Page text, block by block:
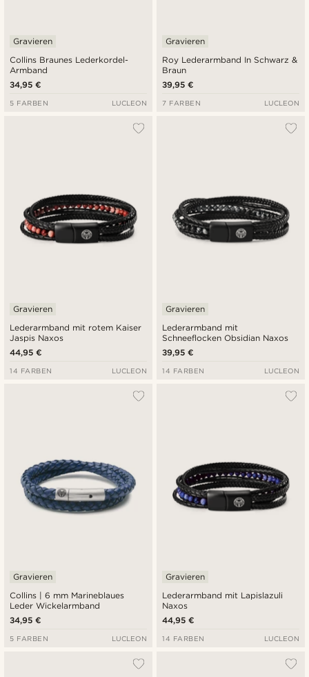
Collins Braunes Lederkordel-
Armband
Gravieren
34,95 €
5 FARBEN LUCLEON
Roy Lederarmband In Schwarz &
Braun
Gravieren
39,95 €
7 FARBEN LUCLEON
Lederarmband mit rotem Kaiser
Jaspis Naxos
Gravieren
44,95 €
14 FARBEN LUCLEON
Lederarmband mit
Schneeflocken Obsidian Naxos
Gravieren
39,95 €
14 FARBEN LUCLEON
Collins | 6 mm Marineblaues
Leder Wickelarmband
Gravieren
34,95 €
5 FARBEN LUCLEON
Lederarmband mit Lapislazuli
Naxos
Gravieren
44,95 €
14 FARBEN LUCLEON